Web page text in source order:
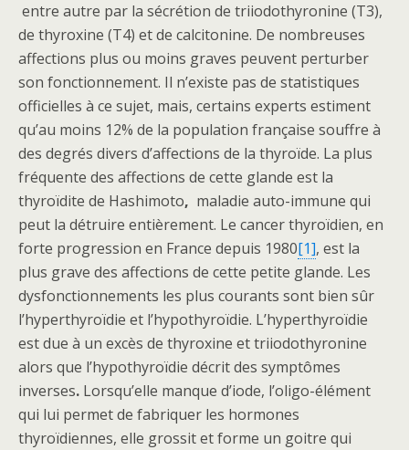
entre autre par la sécrétion de triiodothyronine (T3),
de thyroxine (T4) et de calcitonine. De nombreuses
affections plus ou moins graves peuvent perturber
son fonctionnement. Il n’existe pas de statistiques
officielles à ce sujet, mais, certains experts estiment
qu’au moins 12% de la population française souffre à
des degrés divers d’affections de la thyroïde. La plus
fréquente des affections de cette glande est la
thyroïdite de Hashimoto, maladie auto-immune qui
peut la détruire entièrement. Le cancer thyroïdien, en
forte progression en France depuis 1980[1], est la
plus grave des affections de cette petite glande. Les
dysfonctionnements les plus courants sont bien sûr
l’hyperthyroïdie et l’hypothyroïdie. L’hyperthyroïdie
est due à un excès de thyroxine et triiodothyronine
alors que l’hypothyroïdie décrit des symptômes
inverses. Lorsqu’elle manque d’iode, l’oligo-élément
qui lui permet de fabriquer les hormones
thyroïdiennes, elle grossit et forme un goitre qui